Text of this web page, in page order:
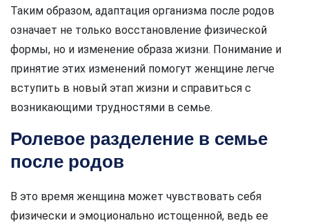
Таким образом, адаптация организма после родов
означает не только восстановление физической
формы, но и изменение образа жизни. Понимание и
принятие этих изменений помогут женщине легче
вступить в новый этап жизни и справиться с
возникающими трудностями в семье.
Ролевое разделение в семье
после родов
В это время женщина может чувствовать себя
физически и эмоционально истощенной, ведь ее